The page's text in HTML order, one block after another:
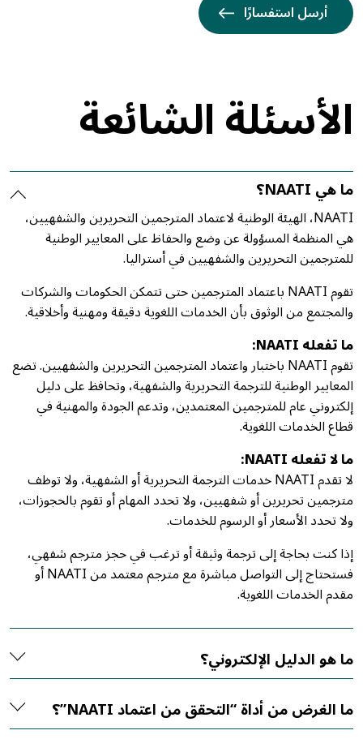
الأسئلة الشائعة
ما هي NAATI؟
NAATI، الهيئة الوطنية لاعتماد المترجمين التحريرين والشفهيين،
هي المنظمة المسؤولة عن وضع والحفاظ على المعايير الوطنية
للمترجمين التحريرين والشفهيين في أستراليا.
تقوم NAATI باعتماد المترجمين حتى تتمكن الحكومات والشركات
والمجتمع من الوثوق بأن الخدمات اللغوية دقيقة ومهنية وأخلاقية.
ما تفعله NAATI:
تقوم NAATI باختبار واعتماد المترجمين التحريرين والشفهيين. تضع
المعايير الوطنية للترجمة التحريرية والشفهية، وتحافظ على دليل
إلكتروني عام للمترجمين المعتمدين، وتدعم الجودة والمهنية في
قطاع الخدمات اللغوية.
ما لا تفعله NAATI:
لا تقدم NAATI خدمات الترجمة التحريرية أو الشفهية، ولا توظف
مترجمين تحريرين أو شفهيين، ولا تحدد المهام أو تقوم بالحجوزات،
ولا تحدد الأسعار أو الرسوم للخدمات.
إذا كنت بحاجة إلى ترجمة وثيقة أو ترغب في حجز مترجم شفهي،
فستحتاج إلى التواصل مباشرة مع مترجم معتمد من NAATI أو
مقدم الخدمات اللغوية.
ما هو الدليل الإلكتروني؟
ما الغرض من أداة “التحقق من اعتماد NAATI”؟